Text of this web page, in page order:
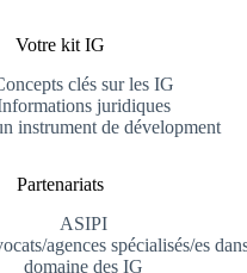
Votre kit IG
clés sur les IG
juridiques
instrument de dévelopment
Partenariats
ASIPI
agences spécialisés/es
domaine des IG